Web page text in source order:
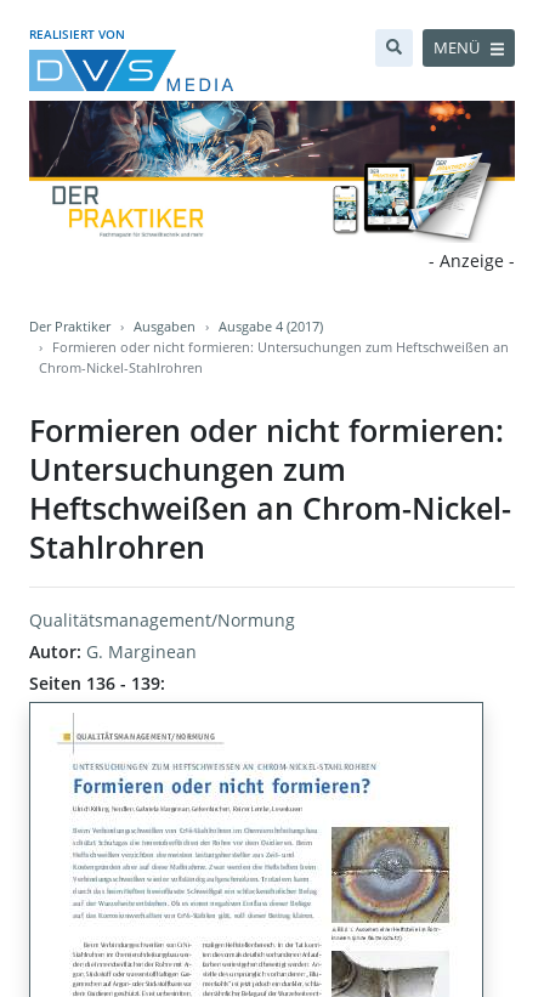
REALISIERT VON
MENÜ
- Anzeige -
Der Praktiker Ausgaben
Ausgabe 4 (2017)
Formieren oder nicht formieren: Untersuchungen zum Heftschweißen an
Chrom-Nickel-Stahlrohren
Formieren oder nicht formieren:
Untersuchungen zum
Heftschweißen an Chrom-Nickel-
Stahlrohren
Qualitätsmanagement/Normung
Autor: G. Marginean
Seiten 136 - 139: